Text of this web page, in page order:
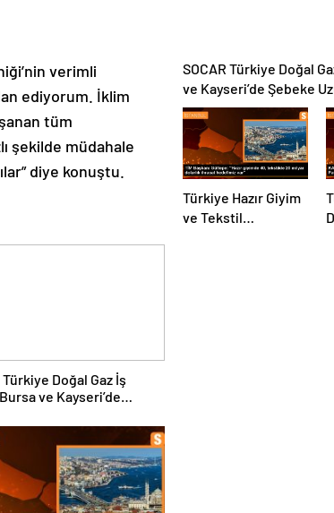
verimli
ediyorum. İklim
tüm
şekilde müdahale
diye konuştu.
Türkiye Doğal Gaz İş
ve Kayseri’de
SOCAR Türkiye Doğal
ve Kayseri’de Şebeke
Artıracak
Türkiye Hazır Giyim
ve Tekstil